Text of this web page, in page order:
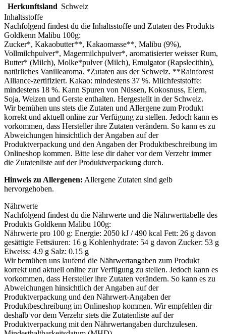
Herkunftsland Schweiz
Inhaltsstoffe
Nachfolgend findest du die Inhaltsstoffe und Zutaten des Produkts
Goldkenn Malibu 100g:
Zucker*, Kakaobutter**, Kakaomasse**, Malibu (9%),
Vollmilchpulver*, Magermilchpulver*, aromatisierter weisser Rum,
Butter* (Milch), Molke*pulver (Milch), Emulgator (Rapslecithin),
natürliches Vanillearoma. *Zutaten aus der Schweiz. **Rainforest
Alliance-zertifiziert. Kakao: mindestens 37 %. Milchfeststoffe:
mindestens 18 %. Kann Spuren von Nüssen, Kokosnuss, Eiern,
Soja, Weizen und Gerste enthalten. Hergestellt in der Schweiz.
Wir bemühen uns stets die Zutaten und Allergene zum Produkt
korrekt und aktuell online zur Verfügung zu stellen. Jedoch kann es
vorkommen, dass Hersteller ihre Zutaten verändern. So kann es zu
Abweichungen hinsichtlich der Angaben auf der
Produktverpackung und den Angaben der Produktbeschreibung im
Onlineshop kommen. Bitte lese dir daher vor dem Verzehr immer
die Zutatenliste auf der Produktverpackung durch.
Hinweis zu Allergenen: Allergene Zutaten sind gelb
hervorgehoben.
Nährwerte
Nachfolgend findest du die Nährwerte und die Nährwerttabelle des
Produkts Goldkenn Malibu 100g:
Nährwerte pro 100 g: Energie: 2050 kJ / 490 kcal Fett: 26 g davon
gesättigte Fettsäuren: 16 g Kohlenhydrate: 54 g davon Zucker: 53 g
Eiweiss: 4.9 g Salz: 0.15 g
Wir bemühen uns laufend die Nährwertangaben zum Produkt
korrekt und aktuell online zur Verfügung zu stellen. Jedoch kann es
vorkommen, dass Hersteller ihre Zutaten verändern. So kann es zu
Abweichungen hinsichtlich der Angaben auf der
Produktverpackung und den Nährwert-Angaben der
Produktbeschreibung im Onlineshop kommen. Wir empfehlen dir
deshalb vor dem Verzehr stets die Zutatenliste auf der
Produktverpackung mit den Nährwertangaben durchzulesen.